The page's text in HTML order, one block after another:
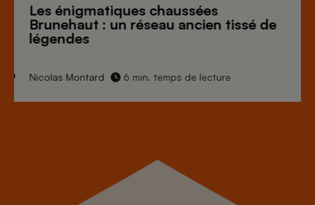
Les énigmatiques chaussées
Brunehaut: un réseau ancien tissé de
légendes
Nicolas Montard 6 min. temps de lecture